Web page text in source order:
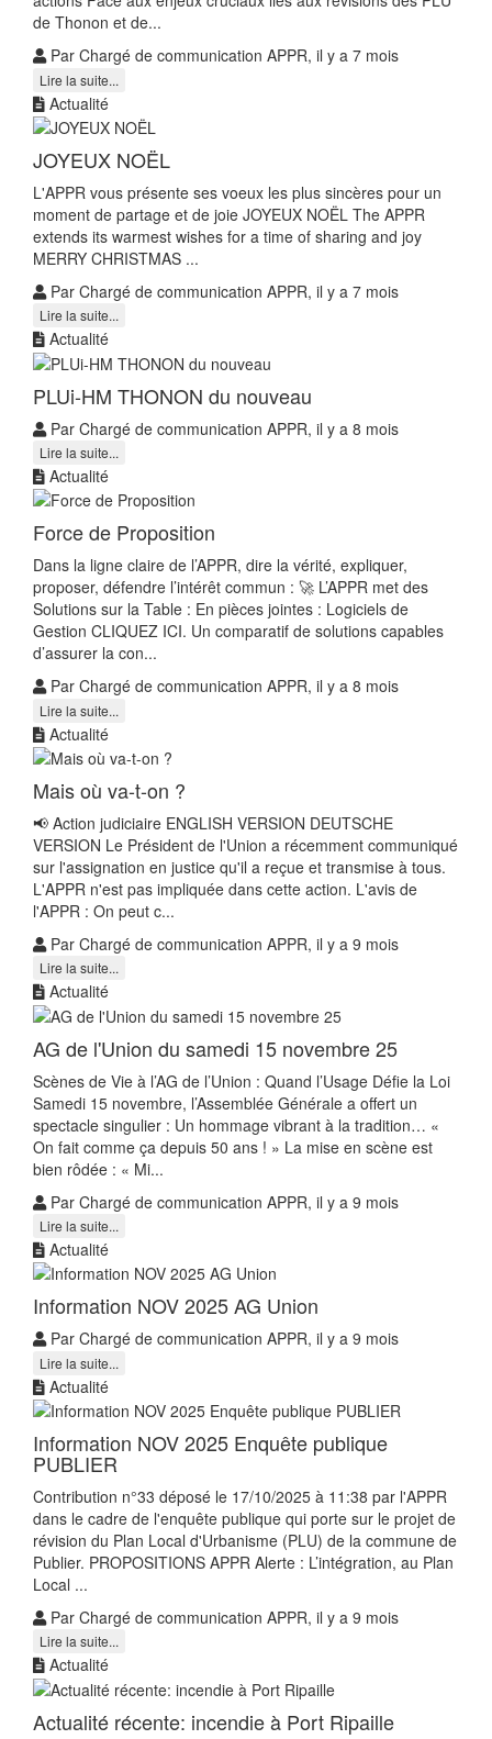
de Thonon et de...
Par Chargé de communication APPR, il y a 7 mois
Lire la suite...
Actualité
JOYEUX NOËL
L'APPR vous présente ses voeux les plus sincères pour un
moment de partage et de joie JOYEUX NOËL The APPR
extends its warmest wishes for a time of sharing and joy
MERRY CHRISTMAS ...
Par Chargé de communication APPR, il y a 7 mois
Lire la suite...
Actualité
PLUi-HM THONON du nouveau
Par Chargé de communication APPR, il y a 8 mois
Lire la suite...
Actualité
Force de Proposition
Dans la ligne claire de l’APPR, dire la vérité, expliquer,
proposer, défendre l’intérêt commun : 🚀 L’APPR met des
Solutions sur la Table : En pièces jointes : Logiciels de
Gestion CLIQUEZ ICI. Un comparatif de solutions capables
d’assurer la con...
Par Chargé de communication APPR, il y a 8 mois
Lire la suite...
Actualité
Mais où va-t-on ?
📢 Action judiciaire ENGLISH VERSION DEUTSCHE
VERSION Le Président de l'Union a récemment communiqué
sur l'assignation en justice qu'il a reçue et transmise à tous.
L'APPR n'est pas impliquée dans cette action. L'avis de
l'APPR : On peut c...
Par Chargé de communication APPR, il y a 9 mois
Lire la suite...
Actualité
AG de l'Union du samedi 15 novembre 25
Scènes de Vie à l’AG de l’Union : Quand l’Usage Défie la Loi
Samedi 15 novembre, l’Assemblée Générale a offert un
spectacle singulier : Un hommage vibrant à la tradition… «
On fait comme ça depuis 50 ans ! » La mise en scène est
bien rôdée : « Mi...
Par Chargé de communication APPR, il y a 9 mois
Lire la suite...
Actualité
Information NOV 2025 AG Union
Par Chargé de communication APPR, il y a 9 mois
Lire la suite...
Actualité
Information NOV 2025 Enquête publique
PUBLIER
Contribution n°33 déposé le 17/10/2025 à 11:38 par l'APPR
dans le cadre de l'enquête publique qui porte sur le projet de
révision du Plan Local d'Urbanisme (PLU) de la commune de
Publier. PROPOSITIONS APPR Alerte : L’intégration, au Plan
Local ...
Par Chargé de communication APPR, il y a 9 mois
Lire la suite...
Actualité
Actualité récente: incendie à Port Ripaille